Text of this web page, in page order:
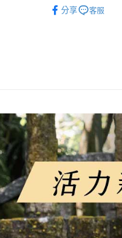
2.付款方式選擇「大
流程，驗證手機門號
帳／街口支付／
【注意事項】
1.本服務係由「台灣
用戶於交易時，得透
款買賣價金債權讓
2.基於同意付款使用
資料（包含姓名、電
用，由本公司與您本
3.完整用戶服務條款
相關說明
【關於「AFTEE先享
付」結帳頁面，進行
２．訂單成立數日內
３．收到繳費通知簡
／ATM／網路銀行／
※ 請注意：結帳手續
先享後付繳納相關費
※ 交易是否成功請以
是否繳費成功／繳費
付客戶支援中心」
【注意事項】
付款後全家取貨
每筆NT$100，滿
7-11取貨付款
每筆NT$100，滿
付款後7-11取貨
每筆NT$100，滿
件現折480
分享 客服